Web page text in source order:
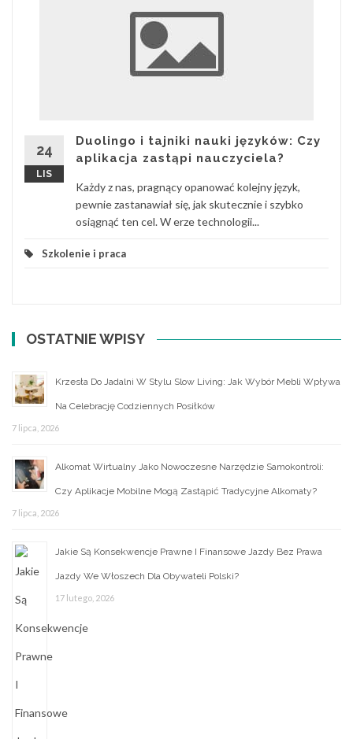
24
LIS
Duolingo i tajniki nauki języków: Czy
aplikacja zastąpi nauczyciela?
Każdy z nas, pragnący opanować kolejny język,
pewnie zastanawiał się, jak skutecznie i szybko
osiągnąć ten cel. W erze technologii...
Szkolenie i praca
OSTATNIE WPISY
Krzesła Do Jadalni W Stylu Slow Living: Jak Wybór Mebli Wpływa
Na Celebrację Codziennych Posiłków
7 lipca, 2026
Alkomat Wirtualny Jako Nowoczesne Narzędzie Samokontroli:
Czy Aplikacje Mobilne Mogą Zastąpić Tradycyjne Alkomaty?
7 lipca, 2026
Jakie Są Konsekwencje Prawne I Finansowe Jazdy Bez Prawa
Jazdy We Włoszech Dla Obywateli Polski?
17 lutego, 2026